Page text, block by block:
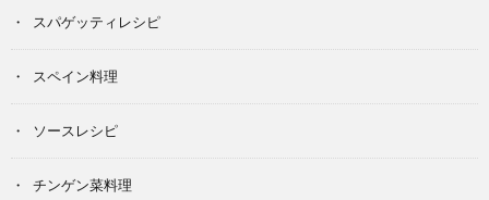
スパゲッティレシピ
スペイン料理
ソースレシピ
チンゲン菜料理